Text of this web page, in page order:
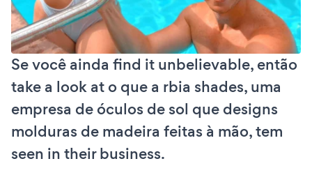
Se você ainda find it unbelievable, então
take a look at o que a rbia shades, uma
empresa de óculos de sol que designs
molduras de madeira feitas à mão, tem
seen in their business.